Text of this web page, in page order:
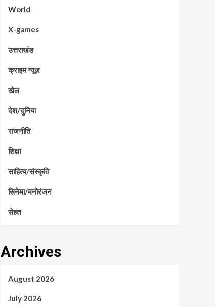
World
X-games
उत्तराखंड
क्राइम न्यूज़
खेल
देश/दुनिया
राजनीति
शिक्षा
साहित्य/संस्कृति
सिनेमा/मनोरंजन
सेहत
Archives
August 2026
July 2026